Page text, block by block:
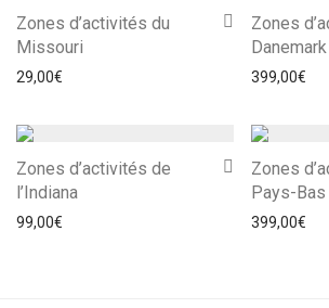
Zones d’activités du
Missouri
29,00€
Zones
Danemark
399,00€
Zones d’activités de
l’Indiana
99,00€
Zones
Pays-Bas
399,00€